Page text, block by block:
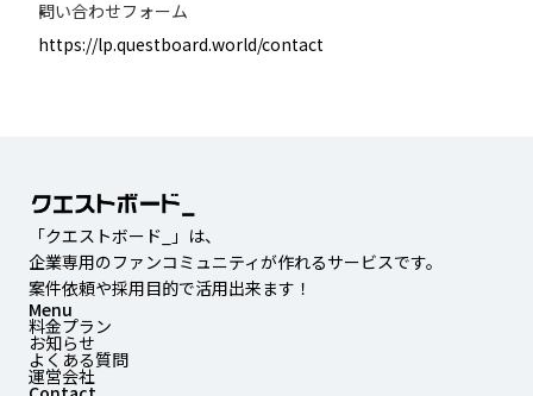
問い合わせフォーム
https://lp.questboard.world/contact
「クエストボード_」は、
企業専用のファンコミュニティが作れるサービスです。
案件依頼や採用目的で活用出来ます！
Menu
料金プラン
お知らせ
よくある質問
運営会社